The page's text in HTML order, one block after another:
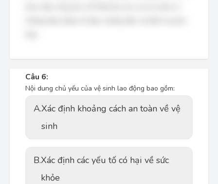
Câu 6:
Nội dung chủ yếu của vệ sinh lao động bao gồm:
A.Xác định khoảng cách an toàn về vệ
sinh
B.Xác định các yếu tố có hại về sức
khỏe